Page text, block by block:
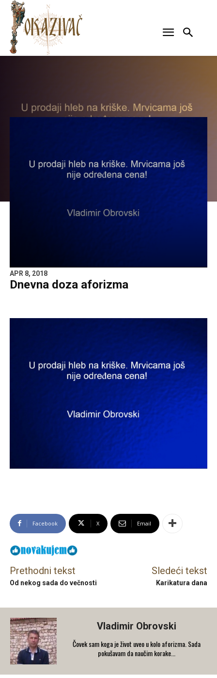
APR 8, 2018
Dnevna doza aforizma
Facebook X Email
Prethodni tekst
Od nekog sada do večnosti
Sledeći tekst
Karikatura dana
Vladimir Obrovski
Čovek sam koga je život uveo u kolo aforizma. Sada
pokušavam da naučim korake...